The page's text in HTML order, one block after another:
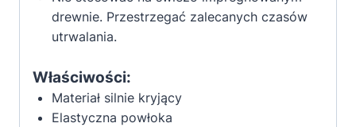
drewnie. Przestrzegać zalecanych czasów
utrwalania.
Właściwości:
Materiał silnie kryjący
Elastyczna powłoka